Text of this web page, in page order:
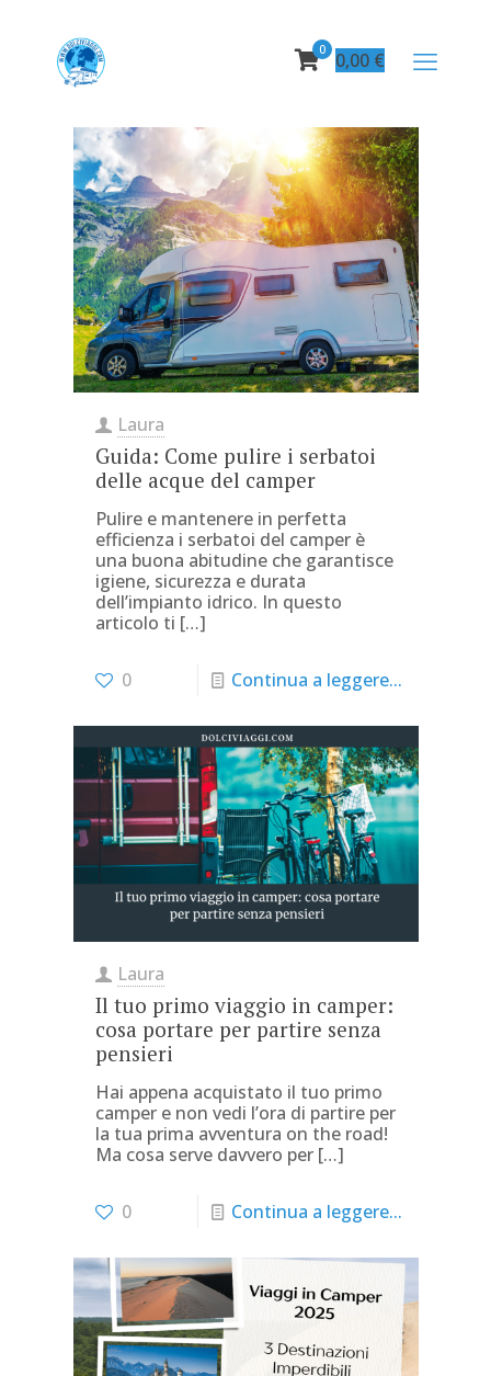
0 0,00 €
Laura
Guida: Come pulire i serbatoi
delle acque del camper
Pulire e mantenere in perfetta
efficienza i serbatoi del camper è
una buona abitudine che garantisce
igiene, sicurezza e durata
dell’impianto idrico. In questo
articolo ti […]
0 Continua a leggere...
Laura
Il tuo primo viaggio in camper:
cosa portare per partire senza
pensieri
Hai appena acquistato il tuo primo
camper e non vedi l’ora di partire per
la tua prima avventura on the road!
Ma cosa serve davvero per[…]
0 Continua a leggere...